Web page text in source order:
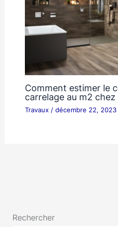
Comment estimer le
carrelage au m2
Travaux/ décembre 22, 2023
Rechercher